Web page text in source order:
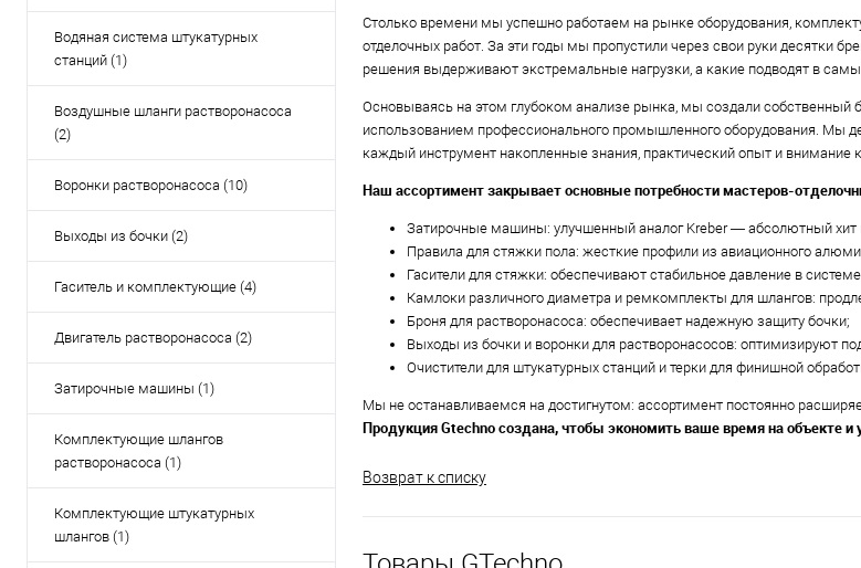
Водяная система штукатурных
станций (1)
Воздушные шланги растворонасоса
(2)
Воронки растворонасоса (10)
Выходы из бочки (2)
Гаситель и комплектующие (4)
Двигатель растворонасоса (2)
Затирочные машины (1)
Комплектующие шлангов
растворонасоса (1)
Комплектующие штукатурных
шлангов (1)
Столько времени мы успешно работаем на рынке оборудования,
отделочных работ. За эти годы мы пропустили через свои руки десятки
решения выдерживают экстремальные нагрузки, а какие подводят в
Основываясь на этом глубоком анализе рынка, мы создали
использованием профессионального промышленного оборудования. Мы
каждый инструмент накопленные знания, практический опыт и внимание
Наш ассортимент закрывает основные потребности мастеров-
Затирочные машины: улучшенный аналог Kreber — абсолютный
Правила для стяжки пола: жесткие профили из авиационного
Гасители для стяжки: обеспечивают стабильное давление в
Камлоки различного диаметра и ремкомплекты для шлангов:
Броня для растворонасоса: обеспечивает надежную защиту бочки;
Выходы из бочки и воронки для растворонасосов: оптимизируют
Очистители для штукатурных станций и терки для финишной
Мы не останавливаемся на достигнутом: ассортимент постоянно
Продукция Gtechno создана, чтобы экономить ваше время на объекте и
Возврат к списку